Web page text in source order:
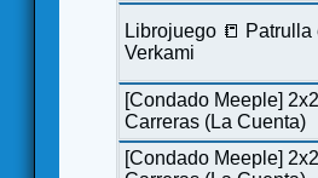
Librojuego 📒
Verkami
[Condado Meeple]
Carreras (La Cuenta)
[Condado Meeple]